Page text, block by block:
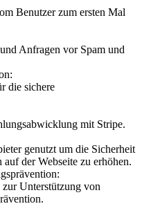
Benutzer zum ersten Mal
Anfragen vor Spam und
die sichere
mit Stripe.
genutzt um die Sicherheit
der Webseite zu erhöhen.
Unterstützung von